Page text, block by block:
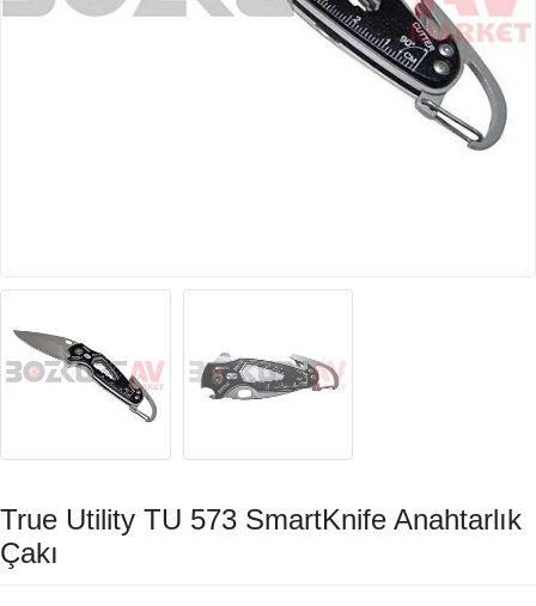
True Utility TU 573 SmartKnife Anahtarlık
Çakı